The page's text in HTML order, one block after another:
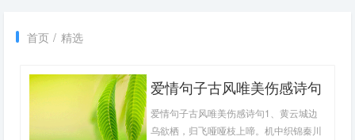
首页 / 精选
爱情句子古风唯美伤感诗句
(精选80句)
爱情句子古风唯美伤感诗句1、黄云城边
乌欲栖，归飞哑哑枝上啼。机中织锦秦川